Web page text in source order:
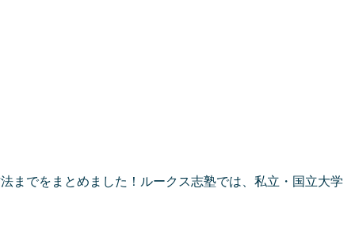
までをまとめました！ルークス志塾では、私立・国立大学